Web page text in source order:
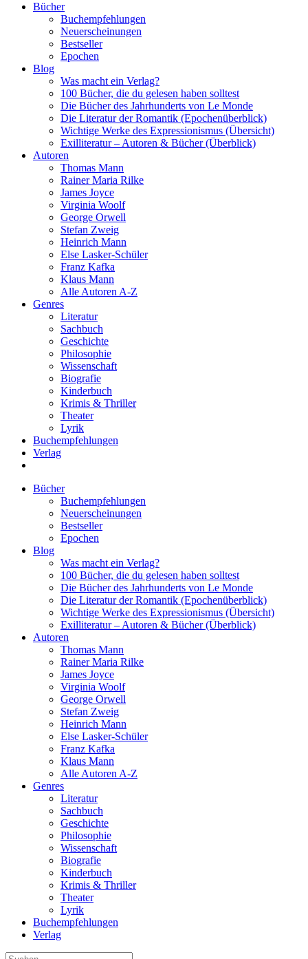
Bücher
Buchempfehlungen
Neuerscheinungen
Bestseller
Epochen
Blog
Was macht ein Verlag?
100 Bücher, die du gelesen haben solltest
Die Bücher des Jahrhunderts von Le Monde
Die Literatur der Romantik (Epochenüberblick)
Wichtige Werke des Expressionismus (Übersicht)
Exilliteratur – Autoren & Bücher (Überblick)
Autoren
Thomas Mann
Rainer Maria Rilke
James Joyce
Virginia Woolf
George Orwell
Stefan Zweig
Heinrich Mann
Else Lasker-Schüler
Franz Kafka
Klaus Mann
Alle Autoren A-Z
Genres
Literatur
Sachbuch
Geschichte
Philosophie
Wissenschaft
Biografie
Kinderbuch
Krimis & Thriller
Theater
Lyrik
Buchempfehlungen
Verlag
Bücher
Buchempfehlungen
Neuerscheinungen
Bestseller
Epochen
Blog
Was macht ein Verlag?
100 Bücher, die du gelesen haben solltest
Die Bücher des Jahrhunderts von Le Monde
Die Literatur der Romantik (Epochenüberblick)
Wichtige Werke des Expressionismus (Übersicht)
Exilliteratur – Autoren & Bücher (Überblick)
Autoren
Thomas Mann
Rainer Maria Rilke
James Joyce
Virginia Woolf
George Orwell
Stefan Zweig
Heinrich Mann
Else Lasker-Schüler
Franz Kafka
Klaus Mann
Alle Autoren A-Z
Genres
Literatur
Sachbuch
Geschichte
Philosophie
Wissenschaft
Biografie
Kinderbuch
Krimis & Thriller
Theater
Lyrik
Buchempfehlungen
Verlag